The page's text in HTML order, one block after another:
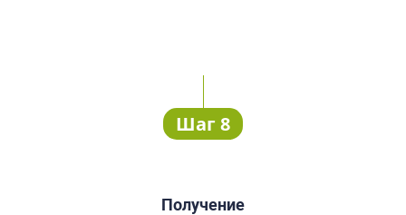
Шаг 8
Получение